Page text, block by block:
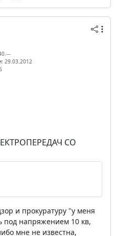
29.03.2012
СО
и прокуратуру "у меня
под напряжением 10 кв,
мне не известна,